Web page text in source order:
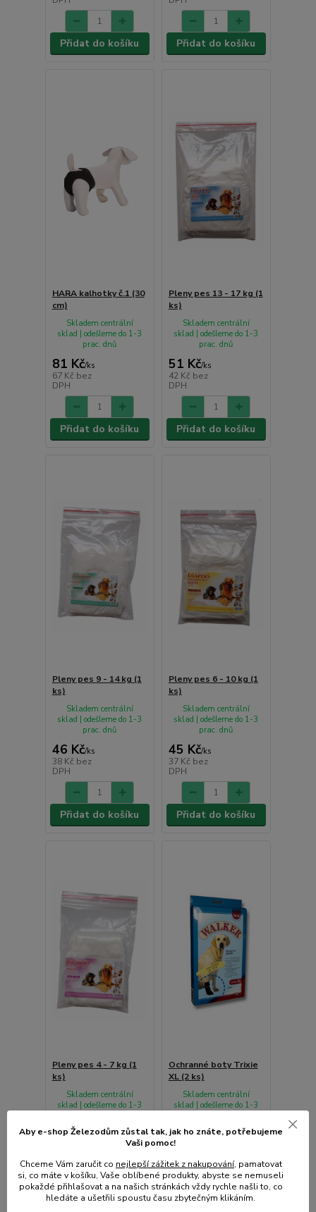
Přidat do košíku Přidat do košíku
HARA kalhotky č.1 (30
cm)
81 Kč/ks
67 Kč bez
DPH
Skladem centrální
sklad | odešleme do 1-3
prac. dnů
Přidat do košíku
Pleny pes 13 - 17 kg (1
ks)
51 Kč/ks
42 Kč bez
DPH
Skladem centrální
sklad | odešleme do 1-3
prac. dnů
Přidat do košíku
Pleny pes 9 - 14 kg (1
ks)
46 Kč/ks
38 Kč bez
DPH
Skladem centrální
sklad | odešleme do 1-3
prac. dnů
Přidat do košíku
Pleny pes 6 - 10 kg (1
ks)
45 Kč/ks
37 Kč bez
DPH
Skladem centrální
sklad | odešleme do 1-3
prac. dnů
Přidat do košíku
Pleny pes 4 - 7 kg (1
ks)
39 Kč/ks
Skladem centrální
sklad | odešleme do 1-3
Přidat do košíku
Ochranné boty Trixie
XL (2 ks)
154 Kč/bal
127 Kč
Skladem centrální
sklad | odešleme do 1-3
Přidat do košíku
Aby e-shop Železodům zůstal tak, jak ho znáte, potřebujeme
Vaši pomoc!
Chceme Vám zaručit co nejlepší zážitek z nakupování, pamatovat
si, co máte v košíku, Vaše oblíbené produkty, abyste se nemuseli
pokaždé přihlašovat a na našich stránkách vždy rychle našli to, co
hledáte a ušetřili spoustu času zbytečným klikáním.